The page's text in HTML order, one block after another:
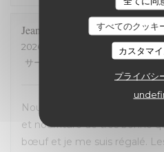
すべてのクッキ
カスタマ
プライバシ
Jean-David
2026-07-13
- 20:30 - ゲスト 2
サービス
:5/5 メニ
Nous avons passé une
et nourriture de très bonne
bœuf et je me suis régalé.